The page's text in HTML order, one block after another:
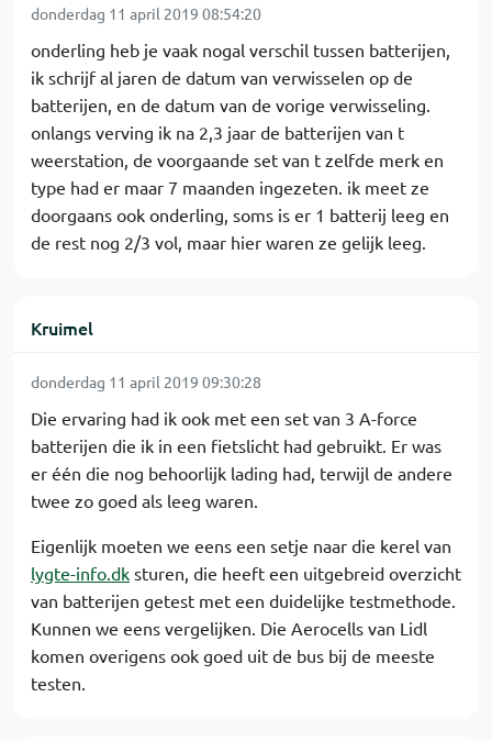
donderdag 11 april 2019 08:54:20
onderling heb je vaak nogal verschil tussen batterijen,
ik schrijf al jaren de datum van verwisselen op de
batterijen, en de datum van de vorige verwisseling.
onlangs verving ik na 2,3 jaar de batterijen van t
weerstation, de voorgaande set van t zelfde merk en
type had er maar 7 maanden ingezeten. ik meet ze
doorgaans ook onderling, soms is er 1 batterij leeg en
de rest nog 2/3 vol, maar hier waren ze gelijk leeg.
Kruimel
donderdag 11 april 2019 09:30:28
Die ervaring had ik ook met een set van 3 A-force
batterijen die ik in een fietslicht had gebruikt. Er was
er één die nog behoorlijk lading had, terwijl de andere
twee zo goed als leeg waren.
Eigenlijk moeten we eens een setje naar die kerel van
lygte-info.dk sturen, die heeft een uitgebreid overzicht
van batterijen getest met een duidelijke testmethode.
Kunnen we eens vergelijken. Die Aerocells van Lidl
komen overigens ook goed uit de bus bij de meeste
testen.